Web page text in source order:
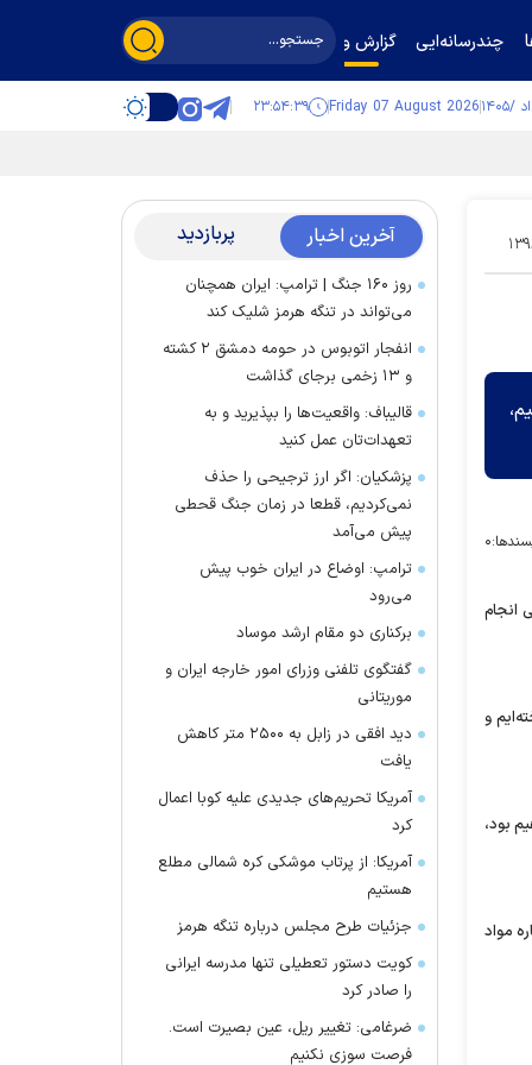
چندرسانه‌ایی گزارش و گفت‌وگو
Friday 07 August 2026 ۲۳:۵۴:۳۹
۲۲
۰
انجام
و
بود،
مواد
آخرین اخبار پربازدید
روز ۱۶۰ جنگ | ترامپ: ایران همچنان
می‌تواند در تنگه هرمز شلیک کند
انفجار اتوبوس در حومه دمشق ۲ کشته
و ۱۳ زخمی برجای گذاشت
قالیباف: واقعیت‌ها را بپذیرید و به
تعهدات‌تان عمل کنید
پزشکیان: اگر ارز ترجیحی را حذف
نمی‌کردیم، قطعا در زمان جنگ قحطی
پیش می‌آمد
ترامپ: اوضاع در ایران خوب پیش
می‌رود
برکناری دو مقام ارشد موساد
گفتگوی تلفنی وزرای امور خارجه ایران و
موریتانی
دید افقی در زابل به ۲۵۰۰ متر کاهش
یافت
آمریکا تحریم‌های جدیدی علیه کوبا اعمال
کرد
آمریکا: از پرتاب موشکی کره شمالی مطلع
هستیم
جزئیات طرح مجلس درباره تنگه هرمز
کویت دستور تعطیلی تنها مدرسه ایرانی
را صادر کرد
ضرغامی: تغییر ریل، عین بصیرت است.
فرصت سوزی نکنیم